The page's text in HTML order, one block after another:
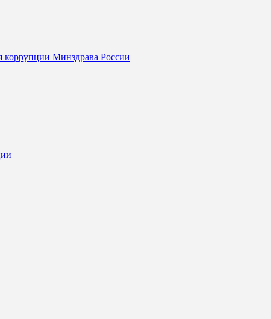
коррупции Минздрава России